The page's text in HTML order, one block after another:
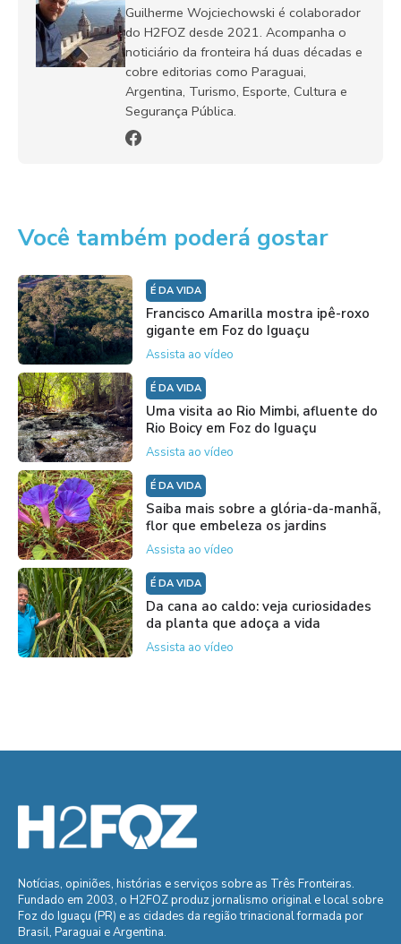
Guilherme Wojciechowski é colaborador
do H2FOZ desde 2021. Acompanha o
noticiário da fronteira há duas décadas e
cobre editorias como Paraguai,
Argentina, Turismo, Esporte, Cultura e
Segurança Pública.
Você também poderá gostar
É DA VIDA
Francisco Amarilla mostra ipê-roxo
gigante em Foz do Iguaçu
Assista ao vídeo
É DA VIDA
Uma visita ao Rio Mimbi, afluente do
Rio Boicy em Foz do Iguaçu
Assista ao vídeo
É DA VIDA
Saiba mais sobre a glória-da-manhã,
flor que embeleza os jardins
Assista ao vídeo
É DA VIDA
Da cana ao caldo: veja curiosidades
da planta que adoça a vida
Assista ao vídeo
Notícias, opiniões, histórias e serviços sobre as Três Fronteiras.
Fundado em 2003, o H2FOZ produz jornalismo original e local sobre
Foz do Iguaçu (PR) e as cidades da região trinacional formada por
Brasil, Paraguai e Argentina.